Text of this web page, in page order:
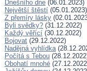
Dnešního dne (06.01.2023)
Největší štěstí (05.01.2023)
Z přemíry lásky
Byli svědky? (31.12.2022)
Každý věřící (30.12.2022)
Bojovat (29.12.2022)
Nadějná vyhlídka
Počítá s Tebou
Obohatí mnohé